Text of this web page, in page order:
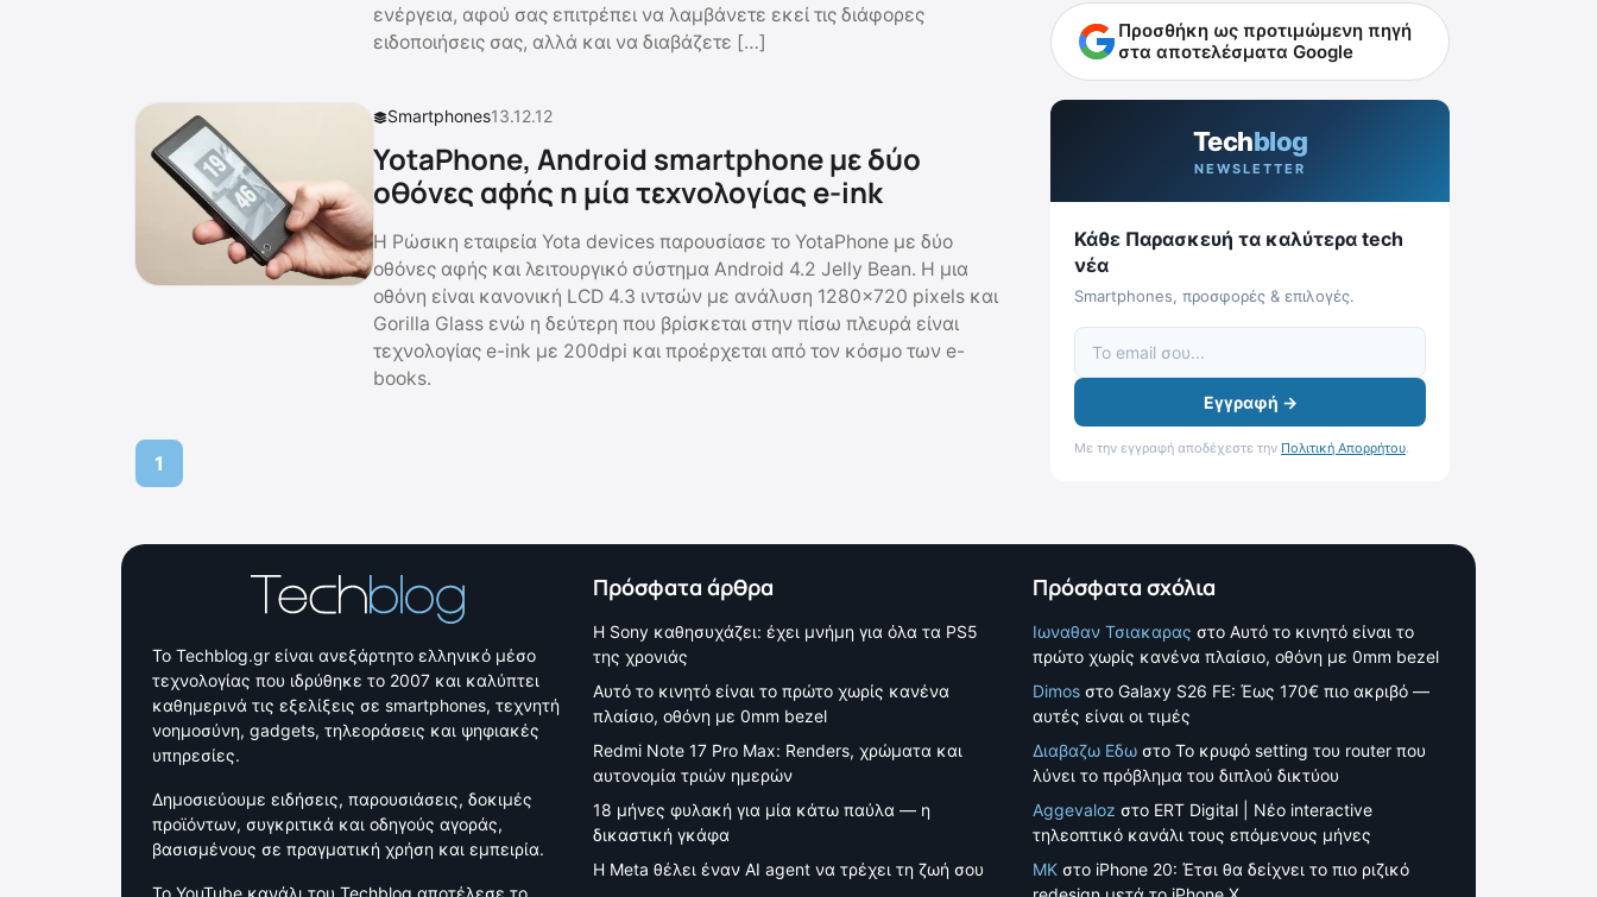
ενέργεια, αφού σας επιτρέπει να λαμβάνετε εκεί τις διάφορες
ειδοποιήσεις σας, αλλά και να διαβάζετε […]
Smartphones13.12.12
YotaPhone, Android smartphone με δύο
οθόνες αφής η μία τεχνολογίας e-ink
Η Ρώσικη εταιρεία Yota devices παρουσίασε το YotaPhone με δύο
οθόνες αφής και λειτουργικό σύστημα Android 4.2 Jelly Bean. Η μια
οθόνη είναι κανονική LCD 4.3 ιντσών με ανάλυση 1280×720 pixels και
Gorilla Glass ενώ η δεύτερη που βρίσκεται στην πίσω πλευρά είναι
τεχνολογίας e-ink με 200dpi και προέρχεται από τον κόσμο των e-
books.
1
Προσθήκη ως προτιμώμενη πηγή
στα αποτελέσματα Google
Techblog
NEWSLETTER
Κάθε Παρασκευή τα καλύτερα tech
νέα
Smartphones, προσφορές & επιλογές.
Εγγραφή →
Με την εγγραφή αποδέχεστε την Πολιτική Απορρήτου.
Το Techblog.gr είναι ανεξάρτητο ελληνικό μέσο
τεχνολογίας που ιδρύθηκε το 2007 και καλύπτει
καθημερινά τις εξελίξεις σε smartphones, τεχνητή
νοημοσύνη, gadgets, τηλεοράσεις και ψηφιακές
υπηρεσίες.
Δημοσιεύουμε ειδήσεις, παρουσιάσεις, δοκιμές
προϊόντων, συγκριτικά και οδηγούς αγοράς,
βασισμένους σε πραγματική χρήση και εμπειρία.
Το YouTube κανάλι του Techblog αποτέλεσε το
Πρόσφατα άρθρα
Η Sony καθησυχάζει: έχει μνήμη για όλα τα PS5
της χρονιάς
Αυτό το κινητό είναι το πρώτο χωρίς κανένα
πλαίσιο, οθόνη με 0mm bezel
Redmi Note 17 Pro Max: Renders, χρώματα και
αυτονομία τριών ημερών
18 μήνες φυλακή για μία κάτω παύλα — η
δικαστική γκάφα
Η Meta θέλει έναν AI agent να τρέχει τη ζωή σου
Πρόσφατα σχόλια
Ιωναθαν ΤσιακαραςστοΑυτό το κινητό είναι το
πρώτο χωρίς κανένα πλαίσιο, οθόνη με 0mm bezel
DimosστοGalaxy S26 FE: Έως 170€ πιο ακριβό —
αυτές είναι οι τιμές
Διαβαζω ΕδωστοΤο κρυφό setting του router που
λύνει το πρόβλημα του διπλού δικτύου
Aggevalozστο ERT Digital | Νέο interactive
τηλεοπτικό κανάλι τους επόμενους μήνες
MKστο iPhone 20: Έτσι θα δείχνει το πιο ριζικό